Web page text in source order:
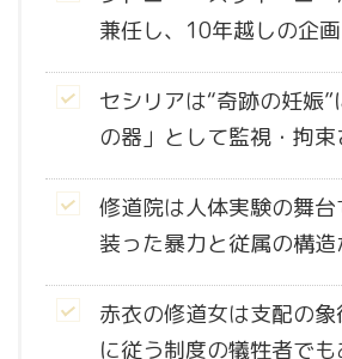
兼任し、10年越しの企
セシリアは“奇跡の妊娠
の器」として監視・拘束
修道院は人体実験の舞
装った暴力と従属の構
赤衣の修道女は支配の
に従う制度の犠牲者でも